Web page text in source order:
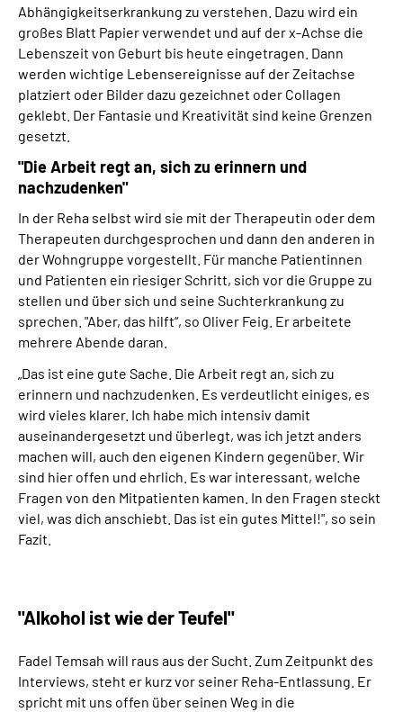
Abhängigkeitserkrankung zu verstehen. Dazu wird ein
großes Blatt Papier verwendet und auf der x-Achse die
Lebenszeit von Geburt bis heute eingetragen. Dann
werden wichtige Lebensereignisse auf der Zeitachse
platziert oder Bilder dazu gezeichnet oder Collagen
geklebt. Der Fantasie und Kreativität sind keine Grenzen
gesetzt.
"Die Arbeit regt an, sich zu erinnern und
nachzudenken"
In der Reha selbst wird sie mit der Therapeutin oder dem
Therapeuten durchgesprochen und dann den anderen in
der Wohngruppe vorgestellt. Für manche Patientinnen
und Patienten ein riesiger Schritt, sich vor die Gruppe zu
stellen und über sich und seine Suchterkrankung zu
sprechen. "Aber, das hilft“, so Oliver Feig. Er arbeitete
mehrere Abende daran.
„Das ist eine gute Sache. Die Arbeit regt an, sich zu
erinnern und nachzudenken. Es verdeutlicht einiges, es
wird vieles klarer. Ich habe mich intensiv damit
auseinandergesetzt und überlegt, was ich jetzt anders
machen will, auch den eigenen Kindern gegenüber. Wir
sind hier offen und ehrlich. Es war interessant, welche
Fragen von den Mitpatienten kamen. In den Fragen steckt
viel, was dich anschiebt. Das ist ein gutes Mittel!", so sein
Fazit.
"Alkohol ist wie der Teufel"
Fadel Temsah will raus aus der Sucht. Zum Zeitpunkt des
Interviews, steht er kurz vor seiner Reha-Entlassung. Er
spricht mit uns offen über seinen Weg in die